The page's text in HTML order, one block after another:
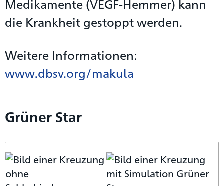
Medikamente (VEGF-Hemmer) kann
die Krankheit gestoppt werden.
Weitere Informationen:
www.dbsv.org/makula
Grüner Star